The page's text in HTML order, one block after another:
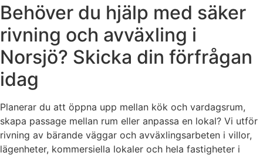
Behöver du hjälp med säker
rivning och avväxling i
Norsjö? Skicka din förfrågan
idag
Planerar du att öppna upp mellan kök och vardagsrum,
skapa passage mellan rum eller anpassa en lokal? Vi utför
rivning av bärande väggar och avväxlingsarbeten i villor,
lägenheter, kommersiella lokaler och hela fastigheter i